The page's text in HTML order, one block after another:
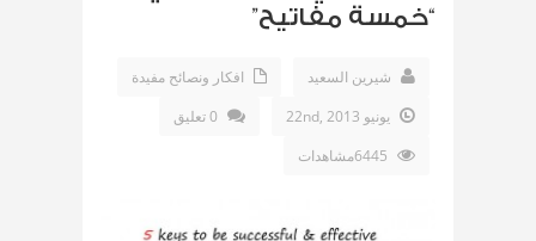
“خمسة مفاتيح”
شيرين السعيد
افكار ونصائح مفيدة
يونيو 22nd, 2013
0 تعليق